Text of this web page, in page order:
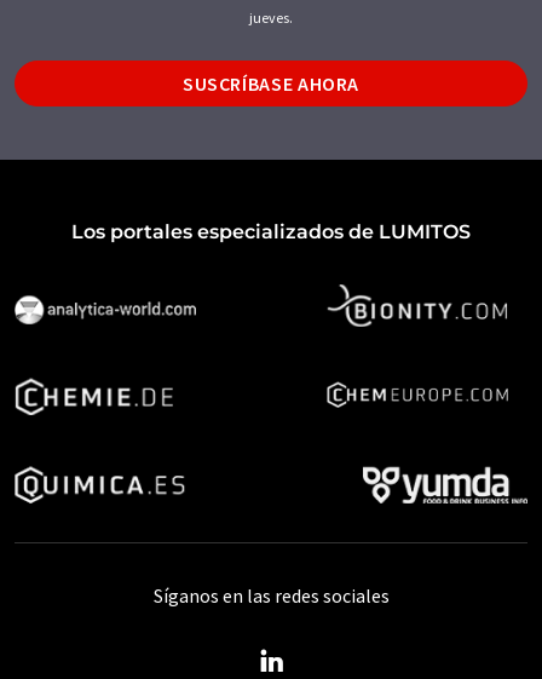
jueves.
SUSCRÍBASE AHORA
Los portales especializados de LUMITOS
Síganos en las redes sociales